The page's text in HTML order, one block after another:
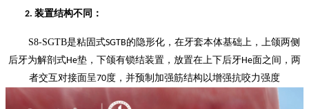
2. 装置结构不同 ：
S8-SGTB是粘固式SGTB的隐形化，在牙套本体基础上，上颌两侧
后牙为解剖式He垫，下颌有锁结装置，放置在上下后牙He面之间，两
者交互对接面呈70度，并预制加强筋结构以增强抗咬力强度